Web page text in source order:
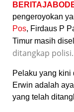
pengeroyokan
Pos, Firdaus P
Timur masih
ditangkap polisi.
Pelaku yang kini
Erwin adalah
yang telah